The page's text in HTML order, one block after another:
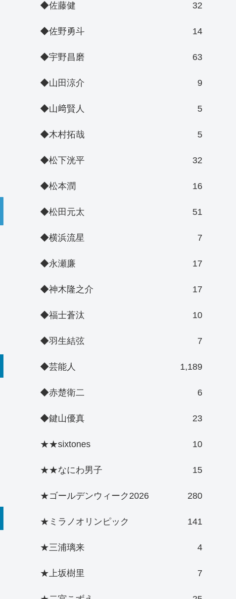
◆佐藤健 32
◆佐野勇斗 14
◆宇野昌磨 63
◆山田涼介 9
◆山﨑賢人 5
◆木村拓哉 5
◆松下洸平 32
◆松本潤 16
◆松田元太 51
◆横浜流星 7
◆永瀬廉 17
◆神木隆之介 17
◆福士蒼汰 10
◆羽生結弦 7
◆芸能人 1,189
◆赤楚衛二 6
◆鍵山優真 23
★★sixtones 10
★★なにわ男子 15
★ゴールデンウィーク2026 280
★ミラノオリンピック 141
★三浦璃来 4
★上坂樹里 7